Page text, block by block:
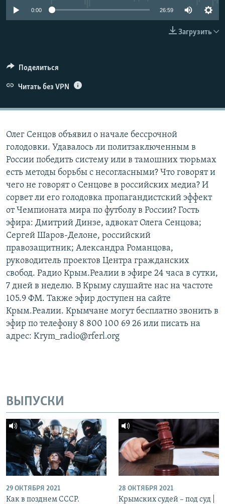
ПОБЕДИТЕЛЕЙ НЕ СУДЯТ?
УКРАИНСКАЯ ПРОБЛЕМА КРЫМА
ПРИСОЕДИНЯЙТЕСЬ!
0:00 26:59
Загрузить
Поделиться
Читать без VPN
Олег Сенцов объявил о начале бессрочной
голодовки. Удавалось ли политзаключенным в
России победить систему или в тамошних тюрьмах
есть методы борьбы с несогласными? Что говорят и
чего не говорят о Сенцове в российских медиа? И
сорвет ли его голодовка пропагандистский эффект
от Чемпионата мира по футболу в России? Гость
эфира: Дмитрий Динзе, адвокат Олега Сенцова;
Сергей Шаров-Делоне, российский
правозащитник; Александра Романцова,
руководитель проектов Центра гражданских
свобод. Радио Крым.Реалии в эфире 24 часа в сутки,
7 дней в неделю. В Крыму слушайте нас на частоте
105.9 ФМ. Также эфир доступен на сайте
Крым.Реалии. Крымчане могут бесплатно звонить в
эфир по телефону 8 800 100 69 26 или писать на
адрес: Krym_radio@rferl.org
ВЫПУСКИ
29 ОКТЯБРЯ 2021
Как в позднем СССР.
28 ОКТЯБРЯ 2021
Крымских судей – под суд |